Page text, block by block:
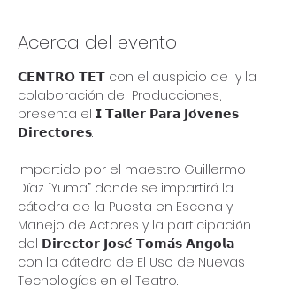
Acerca del evento
𝗖𝗘𝗡𝗧𝗥𝗢 𝗧𝗘𝗧 con el auspicio de y la
colaboración de Producciones,
presenta el 𝗜 𝗧𝗮𝗹𝗹𝗲𝗿 𝗣𝗮𝗿𝗮 𝗝𝗼́𝘃𝗲𝗻𝗲𝘀
𝗗𝗶𝗿𝗲𝗰𝘁𝗼𝗿𝗲𝘀.
Impartido por el maestro Guillermo
Díaz “Yuma” donde se impartirá la
cátedra de la Puesta en Escena y
Manejo de Actores y la participación
del 𝗗𝗶𝗿𝗲𝗰𝘁𝗼𝗿 𝗝𝗼𝘀𝗲́ 𝗧𝗼𝗺𝗮́𝘀 𝗔𝗻𝗴𝗼𝗹𝗮
con la cátedra de El Uso de Nuevas
Tecnologías en el Teatro.